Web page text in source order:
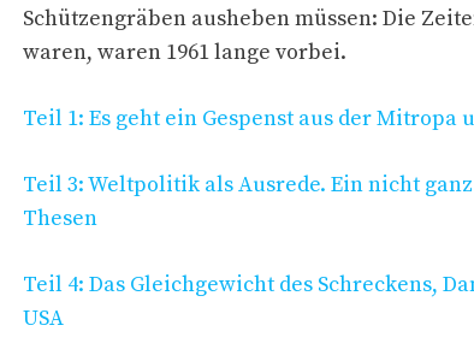
Schützengräben ausheben müssen: Die
waren, waren 1961 lange vorbei.
Teil 1: Es geht ein Gespenst aus der
Teil 3: Weltpolitik als Ausrede. Ein nicht
Thesen
Teil 4: Das Gleichgewicht des Schreckens,
USA